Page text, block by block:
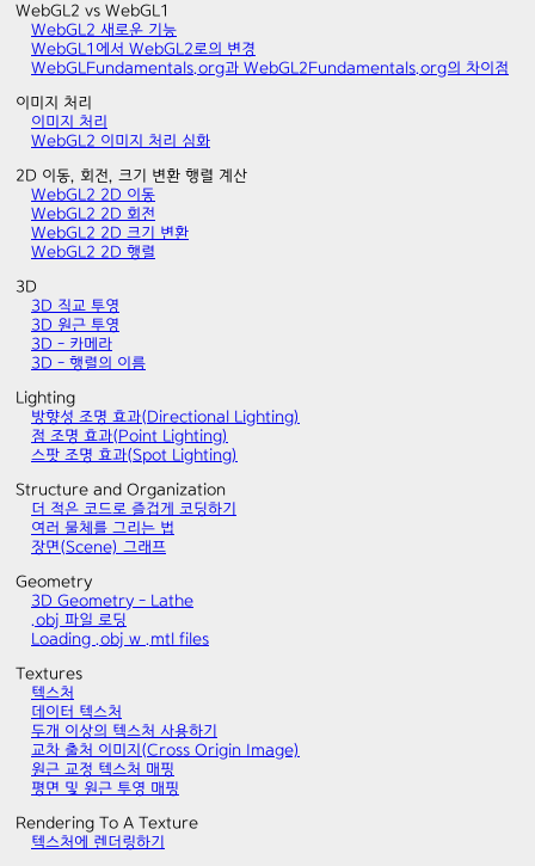
WebGL2 vs WebGL1
WebGL2 새로운 기능
WebGL1에서 WebGL2로의 변경
WebGLFundamentals.org과 WebGL2Fundamentals.org의 차이점
이미지 처리
이미지 처리
WebGL2 이미지 처리 심화
2D 이동, 회전, 크기 변환 행렬 계산
WebGL2 2D 이동
WebGL2 2D 회전
WebGL2 2D 크기 변환
WebGL2 2D 행렬
3D
3D 직교 투영
3D 원근 투영
3D - 카메라
3D - 행렬의 이름
Lighting
방향성 조명 효과(Directional Lighting)
점 조명 효과(Point Lighting)
스팟 조명 효과(Spot Lighting)
Structure and Organization
더 적은 코드로 즐겁게 코딩하기
여러 물체를 그리는 법
장면(Scene) 그래프
Geometry
3D Geometry - Lathe
.obj 파일 로딩
Loading .obj w .mtl files
Textures
텍스처
데이터 텍스처
두개 이상의 텍스처 사용하기
교차 출처 이미지(Cross Origin Image)
원근 교정 텍스처 매핑
평면 및 원근 투영 매핑
Rendering To A Texture
텍스처에 렌더링하기